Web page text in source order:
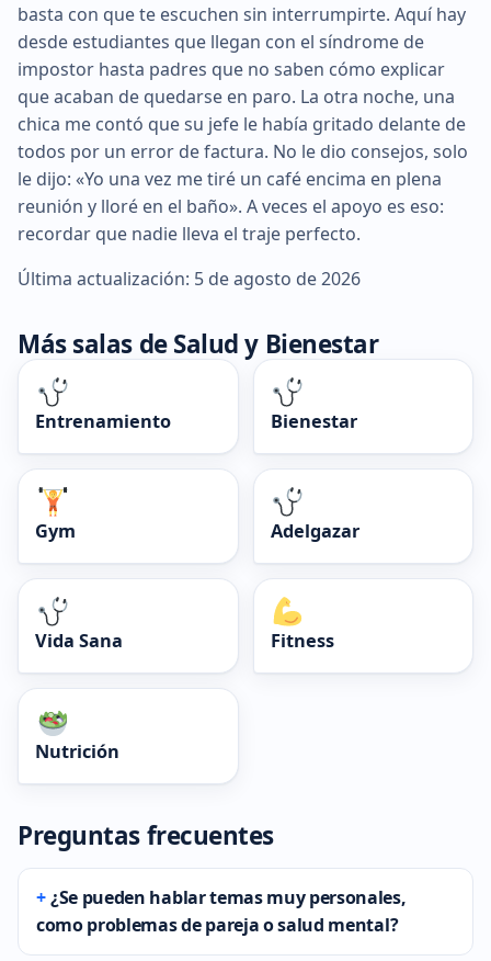
basta con que te escuchen sin interrumpirte. Aquí hay
desde estudiantes que llegan con el síndrome de
impostor hasta padres que no saben cómo explicar
que acaban de quedarse en paro. La otra noche, una
chica me contó que su jefe le había gritado delante de
todos por un error de factura. No le dio consejos, solo
le dijo: «Yo una vez me tiré un café encima en plena
reunión y lloré en el baño». A veces el apoyo es eso:
recordar que nadie lleva el traje perfecto.
Última actualización: 5 de agosto de 2026
Más salas de Salud y Bienestar
Entrenamiento Bienestar
Gym Adelgazar
Vida Sana Fitness
Nutrición
Preguntas frecuentes
¿Se pueden hablar temas muy personales,
como problemas de pareja o salud mental?